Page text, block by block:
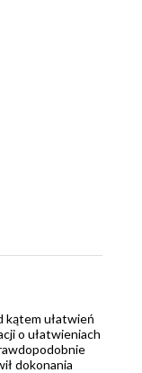
kątem ułatwień
o ułatwieniach
dokonania